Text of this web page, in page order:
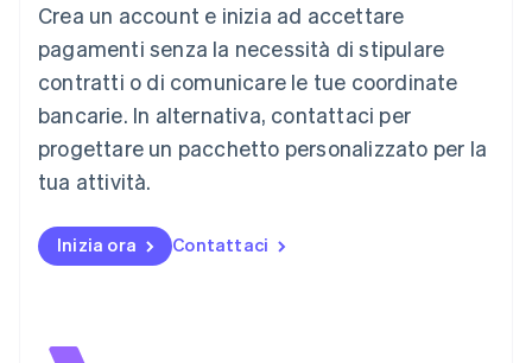
Crea un account e inizia ad accettare
pagamenti senza la necessità di stipulare
contratti o di comunicare le tue coordinate
bancarie. In alternativa, contattaci per
progettare un pacchetto personalizzato per la
tua attività.
Inizia ora Contattaci
English
Lussemburgo
Malaysia
English简体中文
Malta
English
Messico
Norvegia
English
Nederlands